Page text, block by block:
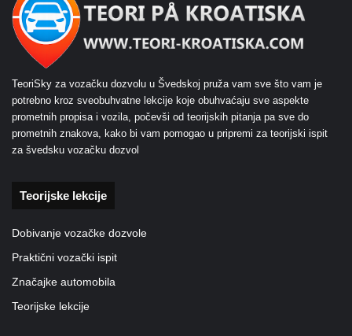
TeoriSky za vozačku dozvolu u Švedskoj pruža vam sve što vam je
potrebno kroz sveobuhvatne lekcije koje obuhvaćaju sve aspekte
prometnih propisa i vozila, počevši od teorijskih pitanja pa sve do
prometnih znakova, kako bi vam pomogao u pripremi za teorijski ispit
za švedsku vozačku dozvol
Teorijske lekcije
Dobivanje vozačke dozvole
Praktični vozački ispit
Značajke automobila
Teorijske lekcije